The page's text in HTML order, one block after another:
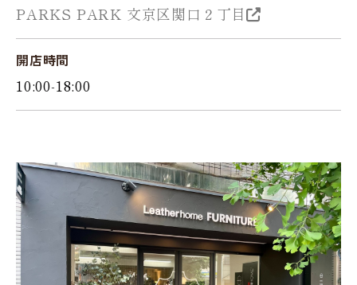
PARKS PARK 文京区関口２丁目
開店時間
10:00-18:00